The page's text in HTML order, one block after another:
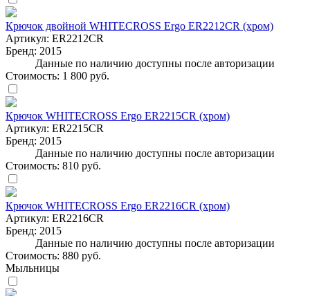
Крючок двойной WHITECROSS Ergo ER2212CR (хром)
Артикул: ER2212CR
Бренд: 2015
Данные по наличию доступны после авторизации
Стоимость: 1 800 руб.
Крючок WHITECROSS Ergo ER2215CR (хром)
Артикул: ER2215CR
Бренд: 2015
Данные по наличию доступны после авторизации
Стоимость: 810 руб.
Крючок WHITECROSS Ergo ER2216CR (хром)
Артикул: ER2216CR
Бренд: 2015
Данные по наличию доступны после авторизации
Стоимость: 880 руб.
Мыльницы